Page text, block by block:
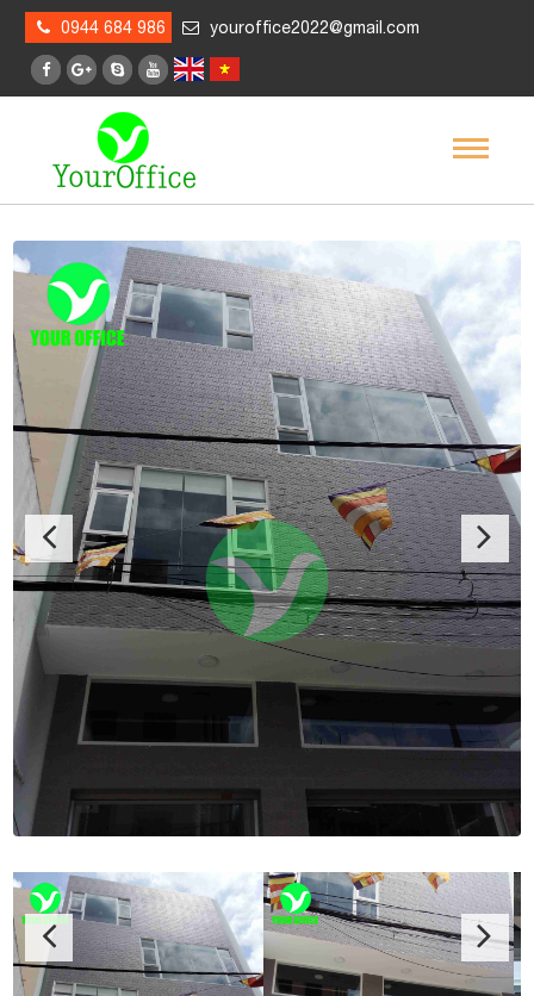
0944 684 986 youroffice2022@gmail.com